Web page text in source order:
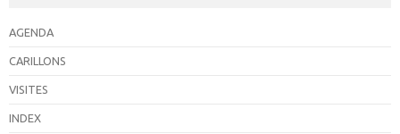
o
n
É
AGENDA
CARILLONS
VISITES
INDEX